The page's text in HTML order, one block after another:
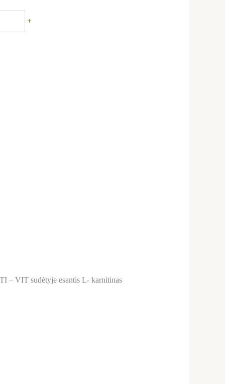
+
– VIT sudėtyje esantis L- karnitinas